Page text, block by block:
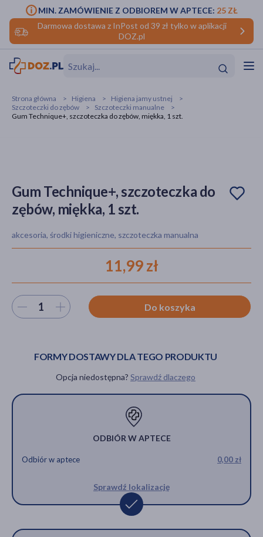
Darmowa dostawa z InPost od 39 zł tylko w aplikacji
DOZ.pl
MIN. ZAMÓWIENIE Z ODBIOREM W APTECE: 25 ZŁ
Strona główna Higiena
Higiena jamy ustnej
Szczoteczki do zębów
Szczoteczki manualne
Gum Technique+, szczoteczka do zębów, miękka, 1 szt.
Gum Technique+, szczoteczka do
zębów, miękka, 1 szt.
akcesoria, środki higieniczne, szczoteczka manualna
11,99 zł
Wybierz ilość Do koszyka
FORMY DOSTAWY DLA TEGO PRODUKTU
Opcja niedostępna? Sprawdź dlaczego
ODBIÓR W APTECE
Odbiór w aptece 0,00 zł
Sprawdź lokalizację